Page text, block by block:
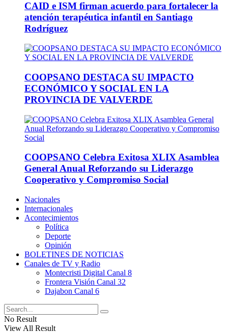
CAID e ISM firman acuerdo para fortalecer la
atención terapéutica infantil en Santiago
Rodríguez
COOPSANO DESTACA SU IMPACTO
ECONÓMICO Y SOCIAL EN LA
PROVINCIA DE VALVERDE
COOPSANO Celebra Exitosa XLIX Asamblea
General Anual Reforzando su Liderazgo
Cooperativo y Compromiso Social
Nacionales
Internacionales
Acontecimientos
Política
Deporte
Opinión
BOLETINES DE NOTICIAS
Canales de TV y Radio
Montecristi Digital Canal 8
Frontera Visión Canal 32
Dajabon Canal 6
No Result
View All Result